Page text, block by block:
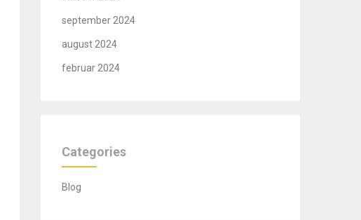
september 2024
august 2024
februar 2024
Categories
Blog